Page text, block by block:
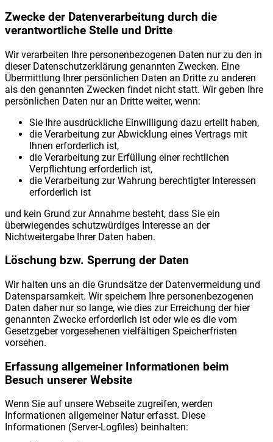
Zwecke der Datenverarbeitung durch die
verantwortliche Stelle und Dritte
Wir verarbeiten Ihre personenbezogenen Daten nur zu den in
dieser Datenschutzerklärung genannten Zwecken. Eine
Übermittlung Ihrer persönlichen Daten an Dritte zu anderen
als den genannten Zwecken findet nicht statt. Wir geben Ihre
persönlichen Daten nur an Dritte weiter, wenn:
Sie Ihre ausdrückliche Einwilligung dazu erteilt haben,
die Verarbeitung zur Abwicklung eines Vertrags mit
Ihnen erforderlich ist,
die Verarbeitung zur Erfüllung einer rechtlichen
Verpflichtung erforderlich ist,
die Verarbeitung zur Wahrung berechtigter Interessen
erforderlich ist
und kein Grund zur Annahme besteht, dass Sie ein
überwiegendes schutzwürdiges Interesse an der
Nichtweitergabe Ihrer Daten haben.
Löschung bzw. Sperrung der Daten
Wir halten uns an die Grundsätze der Datenvermeidung und
Datensparsamkeit. Wir speichern Ihre personenbezogenen
Daten daher nur so lange, wie dies zur Erreichung der hier
genannten Zwecke erforderlich ist oder wie es die vom
Gesetzgeber vorgesehenen vielfältigen Speicherfristen
vorsehen.
Erfassung allgemeiner Informationen beim
Besuch unserer Website
Wenn Sie auf unsere Webseite zugreifen, werden
Informationen allgemeiner Natur erfasst. Diese
Informationen (Server-Logfiles) beinhalten: